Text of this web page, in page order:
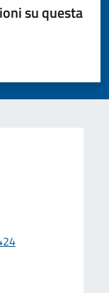
su questa